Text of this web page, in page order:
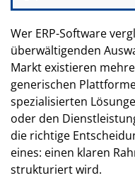
Wer ERP-Software
überwältigenden
Markt existieren
generischen
spezialisierten
oder den
die richtige
eines: einen klaren
strukturiert wird.